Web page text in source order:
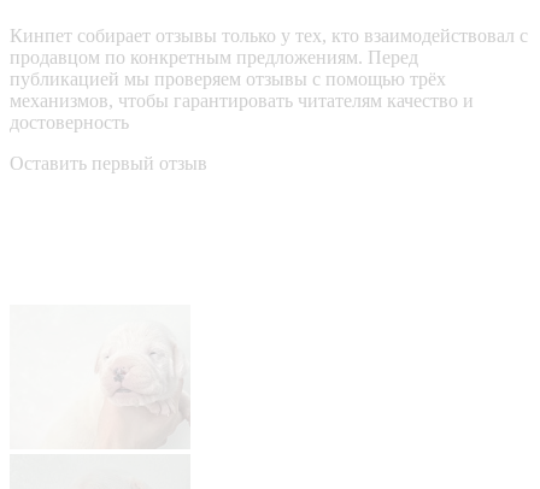
Кинпет собирает отзывы только у тех, кто взаимодействовал с
продавцом по конкретным предложениям. Перед
публикацией мы проверяем отзывы с помощью трёх
механизмов, чтобы гарантировать читателям качество и
достоверность
Оставить первый отзыв